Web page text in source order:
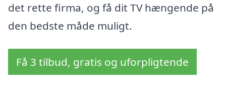
det rette firma, og få dit TV hængende på
den bedste måde muligt.
Få 3 tilbud, gratis og uforpligtende